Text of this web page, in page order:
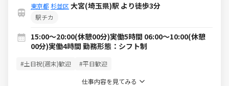
東京都 杉並区 大宮(埼玉県)駅 より徒歩3分
駅チカ
15:00～20:00(休憩00分)実働5時間 06:00～10:00(休憩
00分)実働4時間 勤務形態：シフト制
#土日祝(週末)歓迎 #平日歓迎
仕事内容を見てみる